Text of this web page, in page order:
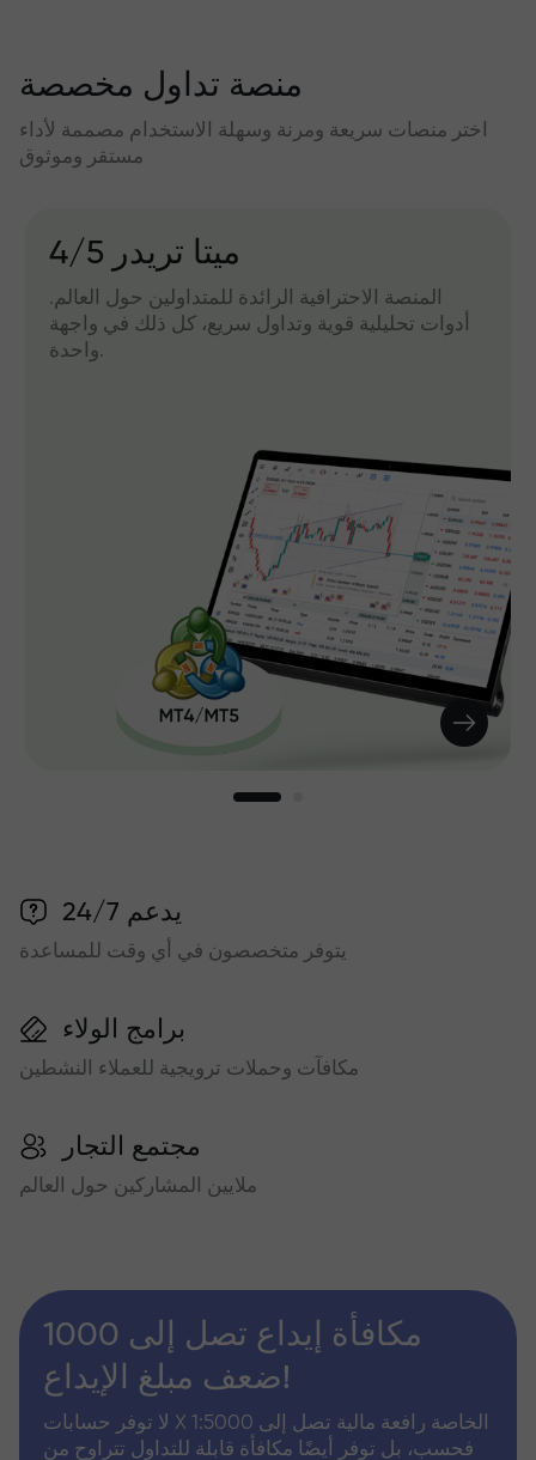
منصة تداول مخصصة
اختر منصات سريعة ومرنة وسهلة الاستخدام مصممة لأداء
مستقر وموثوق
میتا تریدر 4/5
المنصة الاحترافية الرائدة للمتداولين حول العالم.
أدوات تحليلية قوية وتداول سريع، كل ذلك في واجهة
واحدة.
يدعم 24/7
يتوفر متخصصون في أي وقت للمساعدة
برامج الولاء
مكافآت وحملات ترويجية للعملاء النشطين
مجتمع التجار
ملايين المشاركين حول العالم
مكافأة إيداع تصل إلى 1000
ضعف مبلغ الإيداع!
لا توفر حسابات X الخاصة رافعة مالية تصل إلى 1:5000
فحسب، بل توفر أيضًا مكافأة قابلة للتداول تتراوح من